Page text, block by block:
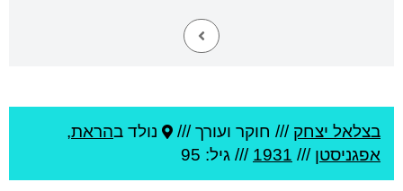
בצלאל יצחק /// חוקר ועורך /// נולד בהראת,
אפגניסטן ///
1931 /// גיל: 95